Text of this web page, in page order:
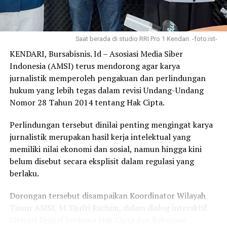
Laporan : Tam
323
Pemkot Baubau Berikan
Perlindungan Terhadap Anak
dan Perempuan, Ini Bagian
Pembangunan SDM
In "KEBIJAKAN EKONOMI
Konsumsi Pangan Lokal
Meningkatkan Pendapatan
Petani
August 8, 2024
Call Center Sahabat
Perempuan dan Anak 129
July 12, 2025
In "opini"
RELATED TOPICS:
Sementara itu, Al Malik owner Kopi Senja yang
berpartisipasi dalam perayaan HUT Komunitas Bimo
Kendari menyampaikan terima kasih kepada panitia dan
seluruh anggota komunitas.
” Terima kasih kepada seluruh panitia dan anggota
komunitas Bimo Kendari, ” ujarnya.
Ucapan terima kasih ini disampaikan, karena saat
perayaan ultah komunitas Bimo Kendari, omzet
penjualan Kopi Senja sebagai bagian dari pelaku UMKM
di Kota Kendari mengalami peningkatan.
Laporan : Tam
Saat berada di studio RRI Pro 1 Kendari. -foto:ist-
KENDARI, Bursabisnis. Id – Asosiasi Media Siber
Indonesia (AMSI) terus mendorong agar karya
jurnalistik memperoleh pengakuan dan perlindungan
hukum yang lebih tegas dalam revisi Undang-Undang
Nomor 28 Tahun 2014 tentang Hak Cipta.
Perlindungan tersebut dinilai penting mengingat karya
jurnalistik merupakan hasil kerja intelektual yang
memiliki nilai ekonomi dan sosial, namun hingga kini
belum disebut secara eksplisit dalam regulasi yang
berlaku.
Dorongan tersebut disampaikan Koordinator Wilayah
Timur AMSI, M. Djufri Rachim, dalam dialog interaktif